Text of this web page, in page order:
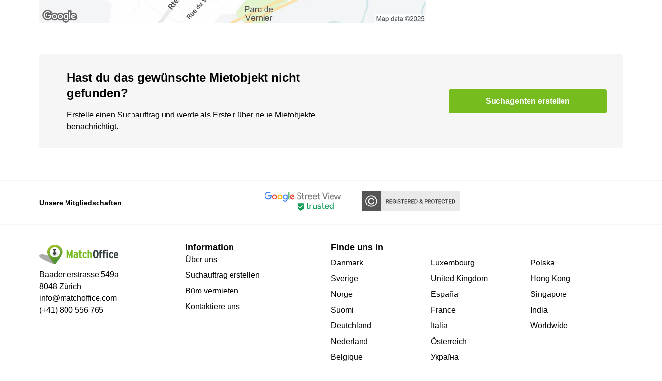
Hast du das gewünschte Mietobjekt nicht
gefunden?
Erstelle einen Suchauftrag und werde als Erste:r über neue Mietobjekte
benachrichtigt.
Suchagenten erstellen
Unsere Mitgliedschaften
Baadenerstrasse 549a
8048 Zürich
info@matchoffice.com
(+41) 800 556 765
Information
Über uns
Suchauftrag erstellen
Büro vermieten
Kontaktiere uns
Finde uns in
Danmark
Sverige
Norge
Suomi
Deutchland
Nederland
Belgique
Luxembourg
United Kingdom
España
France
Italia
Österreich
Україна
Polska
Hong Kong
Singapore
India
Worldwide